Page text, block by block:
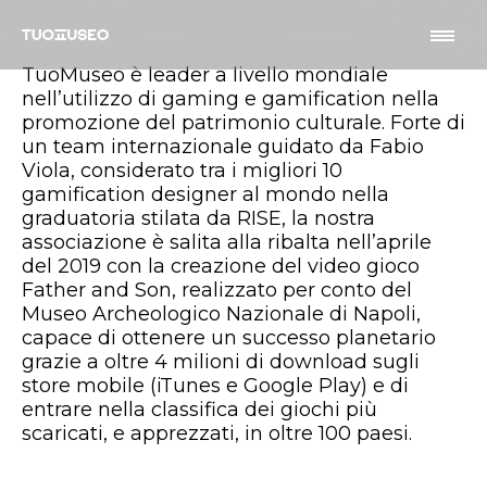
TuoMuseo è leader a livello mondiale
nell’utilizzo di gaming e gamification nella
promozione del patrimonio culturale. Forte di
un team internazionale guidato da Fabio
Viola, considerato tra i migliori 10
gamification designer al mondo nella
graduatoria stilata da RISE, la nostra
associazione è salita alla ribalta nell’aprile
del 2019 con la creazione del video gioco
Father and Son, realizzato per conto del
Museo Archeologico Nazionale di Napoli,
capace di ottenere un successo planetario
grazie a oltre 4 milioni di download sugli
store mobile (iTunes e Google Play) e di
entrare nella classifica dei giochi più
scaricati, e apprezzati, in oltre 100 paesi.